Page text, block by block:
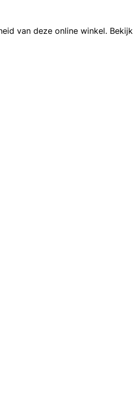
van deze online winkel. Bekijk